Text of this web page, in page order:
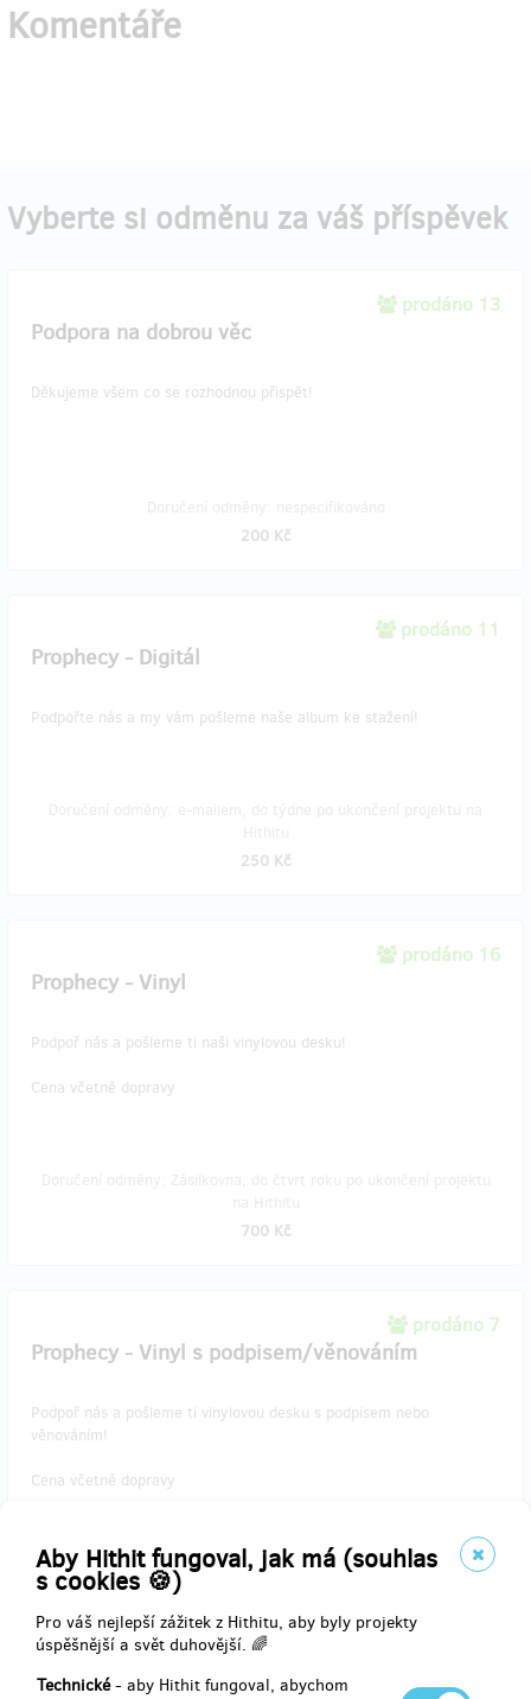
Aby Hithit fungoval, jak má (souhlas
s cookies 🍪)
Pro váš nejlepší zážitek z Hithitu, aby byly projekty
úspěšnější a svět duhovější. 🌈
Technické- aby Hithit fungoval, abychom
Komentáře
Vyberte si odměnu za váš příspěvek
prodáno 13
Podpora na dobrou věc
Děkujeme všem co se rozhodnou přispět!
200 Kč
prodáno 11
Prophecy - Digitál
Podpořte nás a my vám pošleme naše album ke stažení!
250 Kč
prodáno 16
Prophecy - Vinyl
Podpoř nás a pošleme ti naši vinylovou desku!
Cena včetně dopravy
700 Kč
prodáno 7
Prophecy - Vinyl s podpisem/věnováním
Podpoř nás a pošleme ti vinylovou desku s podpisem nebo
věnováním!
Cena včetně dopravy
Doručení odměny: Zásilkovna, do čtvrt roku po ukončení projektu
850 Kč